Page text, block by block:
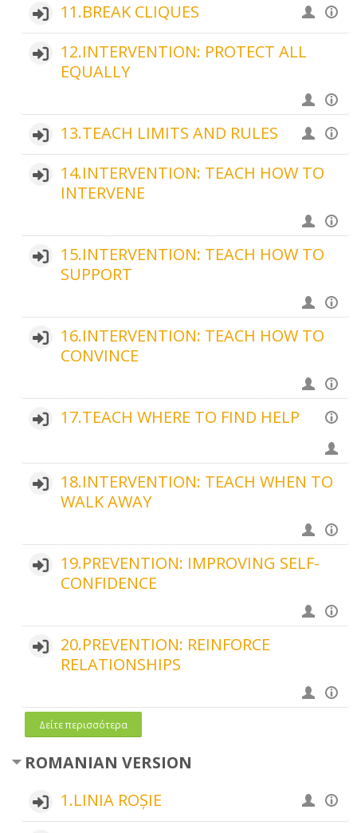
11.BREAK CLIQUES
12.INTERVENTION: PROTECT ALL
EQUALLY
13.TEACH LIMITS AND RULES
14.INTERVENTION: TEACH HOW TO
INTERVENE
15.INTERVENTION: TEACH HOW TO
SUPPORT
16.INTERVENTION: TEACH HOW TO
CONVINCE
17.TEACH WHERE TO FIND HELP
18.INTERVENTION: TEACH WHEN TO
WALK AWAY
19.PREVENTION: IMPROVING SELF-
CONFIDENCE
20.PREVENTION: REINFORCE
RELATIONSHIPS
Δείτε περισσότερα
ROMANIAN VERSION
1.LINIA ROȘIE